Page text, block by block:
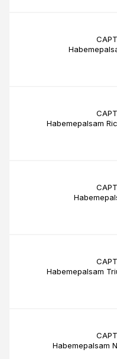
Habemepalsam
Habemepalsam
Habemepalsam